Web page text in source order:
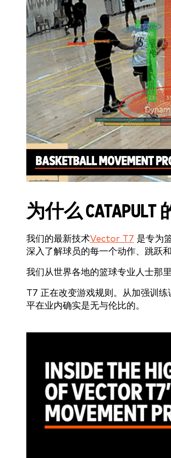
为什么
我们的最新技术Vector T7 是专为
深入了解球员的每一个动作、跳跃和
我们从世界各地的篮球专业人士那
T7 正在改变游戏规则。从加强训
平在业内确实是无与伦比的。